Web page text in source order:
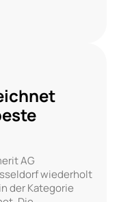
AG
wiederholt
der Kategorie